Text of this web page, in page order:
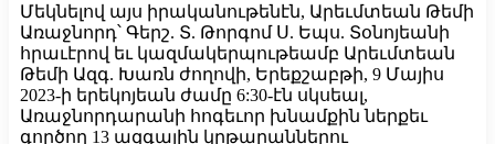
Մեկնելով այս իրականութենէն, Արեւմտեան Թեմի
Առաջնորդ՝ Գերշ. Տ. Թորգոմ Ս. Եպս. Տօնոյեանի
հրաւէրով եւ կազմակերպութեամբ Արեւմտեան
Թեմի Ազգ. Խառն ժողովի, Երեքշաբթի, 9 Մայիս
2023-ի երեկոյեան ժամը 6:30-էն սկսեալ,
Առաջնորդարանի հոգեւոր խնամքին ներքեւ
գործող 13 ազգային կրթարաններու